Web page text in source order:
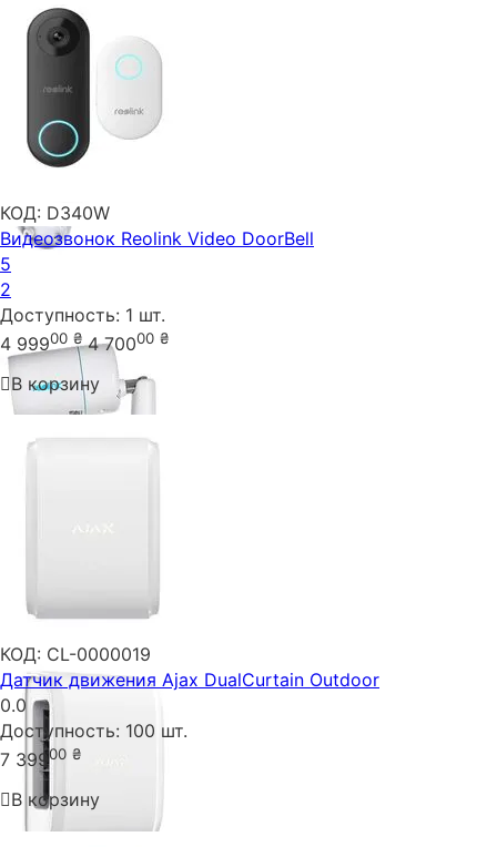
КОД: D340W
Видеозвонок Reolink Video DoorBell
5
2
Доступность: 1 шт.
4 99900 ₴ 4 70000 ₴
В корзину
КОД: CL-0000019
Датчик движения Ajax DualCurtain Outdoor
0.0
Доступность: 100 шт.
7 39900 ₴
В корзину